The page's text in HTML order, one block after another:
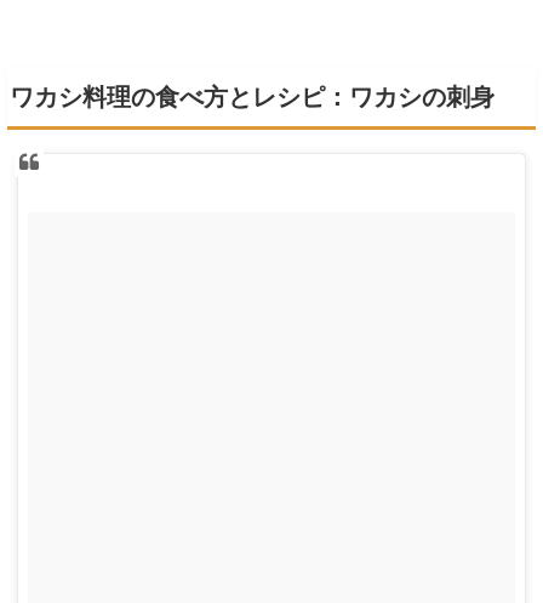
ワカシ料理の食べ方とレシピ：ワカシの刺身